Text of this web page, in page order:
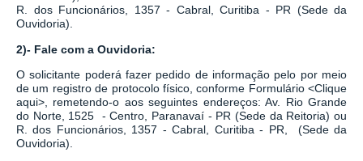
R. dos Funcionários, 1357 - Cabral, Curitiba - PR (Sede da
Ouvidoria).
2)- Fale com a Ouvidoria:
O solicitante poderá fazer pedido de informação pelo por meio
de um registro de protocolo físico, conforme Formulário <Clique
aqui> , remetendo-o aos seguintes endereços: Av. Rio Grande
do Norte, 1525 - Centro, Paranavaí - PR (Sede da Reitoria) ou
R. dos Funcionários, 1357 - Cabral, Curitiba - PR,
(Sede da
Ouvidoria).